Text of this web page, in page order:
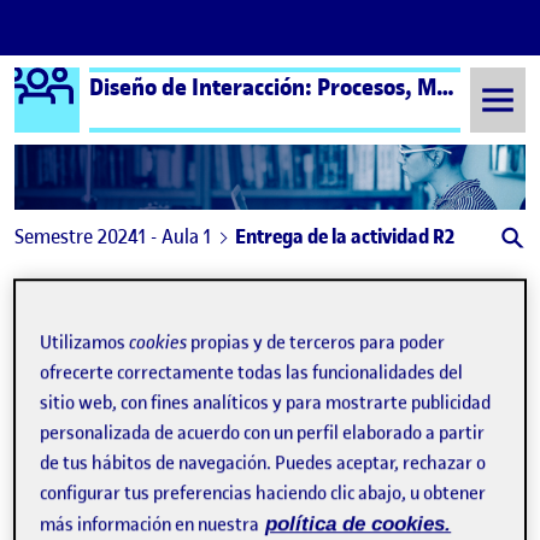
Saltar al contenido
Logo Ágora Diseño de Interacción: Procesos, Métodos y Técnicas – Aula 1
Semestre 20241 - Aula 1 Entrega de la actividad R2
Entrega de la actividad R2
Utilizamoscookies propias y de terceros para poder
ofrecerte correctamente todas las funcionalidades del
sitio web, con fines analíticos y para mostrarte publicidad
personalizada de acuerdo con un perfil elaborado a partir
de tus hábitos de navegación. Puedes aceptar, rechazar o
configurar tus preferencias haciendo clic abajo, u obtener
más información en nuestra política de cookies.